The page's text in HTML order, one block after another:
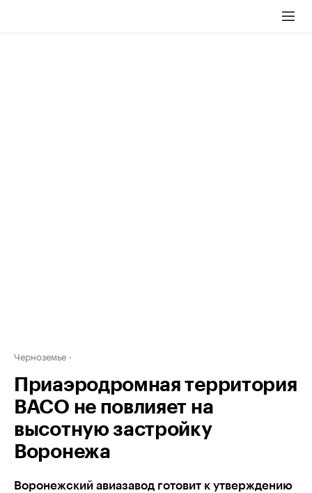
Черноземье
Приаэродромная территория
ВАСО не повлияет на
высотную застройку
Воронежа
Воронежский авиазавод готовит к утверждению